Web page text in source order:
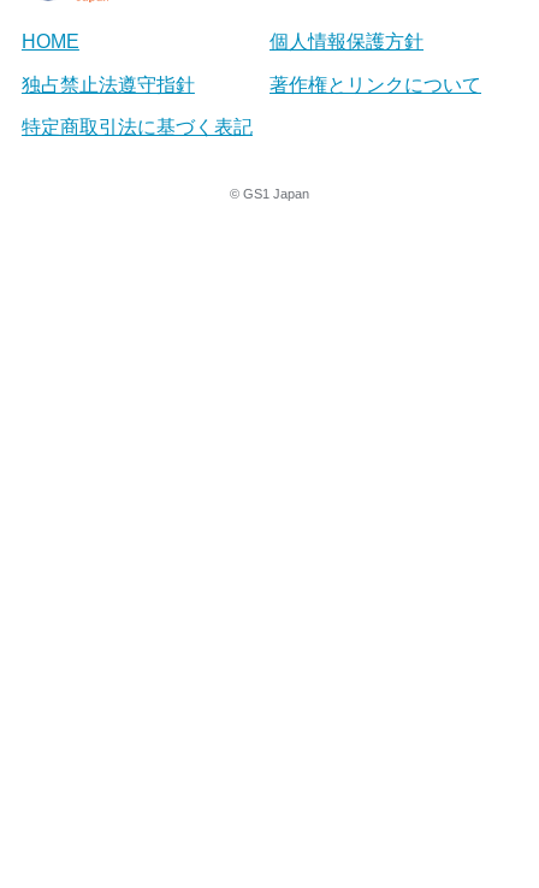
HOME 個人情報保護方針
独占禁止法遵守指針 著作権とリンクについて
特定商取引法に基づく表記
© GS1 Japan